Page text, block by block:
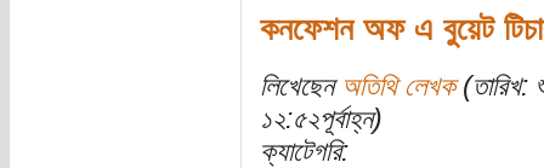
কনফেশন অফ এ বুয়েট
লিখেছেন অতিথি লেখক(তারিখ:
১২:৫২পূর্বাহ্ন)
ক্যাটেগরি: